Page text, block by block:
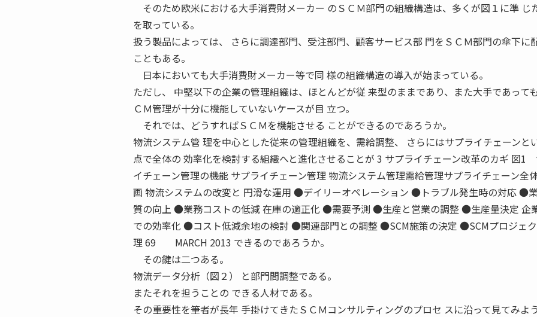
そのため欧米における大手消費財メーカー のＳＣＭ部門の組織構造は、多くが図１に準 じ
を取っている。
扱う製品によっては、 さらに調達部門、受注部門、顧客サービス部 門をＳＣＭ部門の傘下に
こともある。
日本においても大手消費財メーカー等で同 様の組織構造の導入が始まっている。
ただし、 中堅以下の企業の管理組織は、ほとんどが従 来型のままであり、また大手であって
ＣＭ管理が十分に機能していないケースが目 立つ。
それでは、どうすればＳＣＭを機能させる ことができるのであろうか。
物流システム管 理を中心とした従来の管理組織を、需給調整、 さらにはサプライチェーンと
点で全体の 効率化を検討する組織へと進化させることが 3 サプライチェーン改革のカギ 図1
イチェーン管理の機能 サプライチェーン管理 物流システム管理需給管理サプライチェーン全
画 物流システムの改変と 円滑な運用 ●デイリーオペレーション ●トラブル発生時の対応 ●
質の向上 ●業務コストの低減 在庫の適正化 ●需要予測 ●生産と営業の調整 ●生産量決定 企
での効率化 ●コスト低減余地の検討 ●関連部門との調整 ●SCM施策の決定 ●SCMプロジェ
理 69 MARCH 2013 できるのであろうか。
その鍵は二つある。
物流データ分析（図２） と部門間調整である。
またそれを担うことの できる人材である。
その重要性を筆者が長年 手掛けてきたＳＣＭコンサルティングのプロセ スに沿って見てみよう